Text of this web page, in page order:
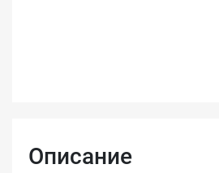
Описание